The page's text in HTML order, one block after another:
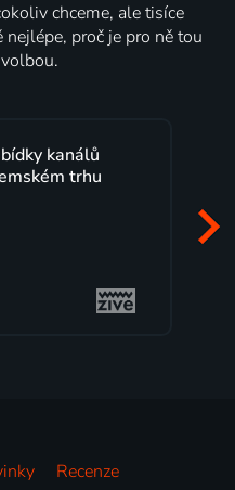
chceme, ale tisíce
proč je pro ně tou
už několik let s
Velký výběr
běžet k TV na
Recenze